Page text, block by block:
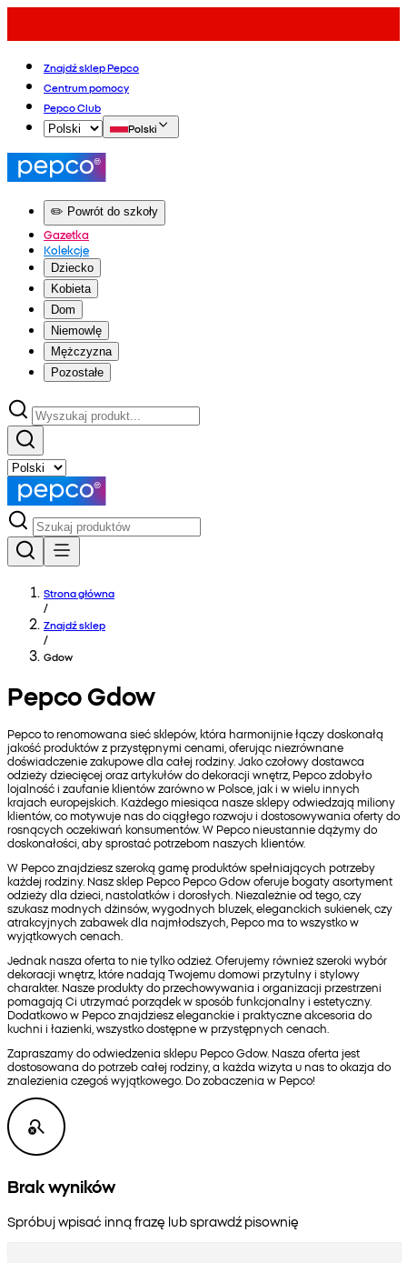
Znajdź sklep Pepco
Centrum pomocy
Pepco Club
Polski
✏️ Powrót do szkoły
Gazetka
Kolekcje
Dziecko
Kobieta
Dom
Niemowlę
Mężczyzna
Pozostałe
Strona główna
/
Znajdź sklep
/
Gdow
Pepco Gdow
Pepco to renomowana sieć sklepów, która harmonijnie łączy doskonałą
jakość produktów z przystępnymi cenami, oferując niezrównane
doświadczenie zakupowe dla całej rodziny. Jako czołowy dostawca
odzieży dziecięcej oraz artykułów do dekoracji wnętrz, Pepco zdobyło
lojalność i zaufanie klientów zarówno w Polsce, jak i w wielu innych
krajach europejskich. Każdego miesiąca nasze sklepy odwiedzają miliony
klientów, co motywuje nas do ciągłego rozwoju i dostosowywania oferty do
rosnących oczekiwań konsumentów. W Pepco nieustannie dążymy do
doskonałości, aby sprostać potrzebom naszych klientów.
W Pepco znajdziesz szeroką gamę produktów spełniających potrzeby
każdej rodziny. Nasz sklep Pepco Pepco Gdow oferuje bogaty asortyment
odzieży dla dzieci, nastolatków i dorosłych. Niezależnie od tego, czy
szukasz modnych dżinsów, wygodnych bluzek, eleganckich sukienek, czy
atrakcyjnych zabawek dla najmłodszych, Pepco ma to wszystko w
wyjątkowych cenach.
Jednak nasza oferta to nie tylko odzież. Oferujemy również szeroki wybór
dekoracji wnętrz, które nadają Twojemu domowi przytulny i stylowy
charakter. Nasze produkty do przechowywania i organizacji przestrzeni
pomagają Ci utrzymać porządek w sposób funkcjonalny i estetyczny.
Dodatkowo w Pepco znajdziesz eleganckie i praktyczne akcesoria do
kuchni i łazienki, wszystko dostępne w przystępnych cenach.
Zapraszamy do odwiedzenia sklepu Pepco Gdow. Nasza oferta jest
dostosowana do potrzeb całej rodziny, a każda wizyta u nas to okazja do
znalezienia czegoś wyjątkowego. Do zobaczenia w Pepco!
Brak wyników
Spróbuj wpisać inną frazę lub sprawdź pisownię